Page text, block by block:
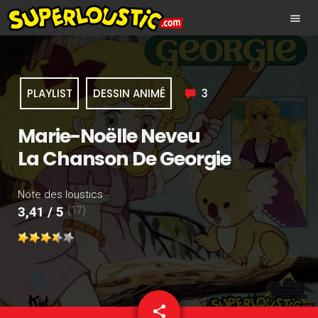
menu
PLAYLIST DESSIN ANIMÉ 3
Marie-Noëlle Neveu
La Chanson De Georgie
Note des loustics
3,41 / 5 (17)
share
email